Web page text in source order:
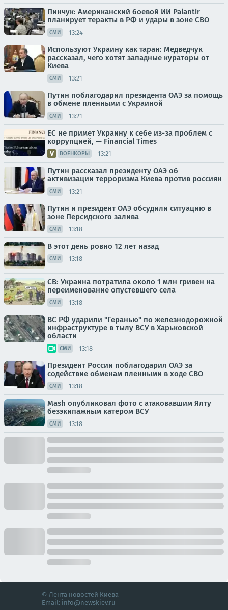
Пинчук: Американский боевой ИИ Palantir
планирует теракты в РФ и удары в зоне СВО
СМИ 13:24
Используют Украину как таран: Медведчук
рассказал, чего хотят западные кураторы от
Киева
СМИ 13:21
Путин поблагодарил президента ОАЭ за помощь
в обмене пленными с Украиной
СМИ 13:21
ЕС не примет Украину к себе из-за проблем с
коррупцией, — Financial Times
ВОЕНКОРЫ 13:21
Путин рассказал президенту ОАЭ об
активизации терроризма Киева против россиян
СМИ 13:21
Путин и президент ОАЭ обсудили ситуацию в
зоне Персидского залива
СМИ 13:18
В этот день ровно 12 лет назад
СМИ 13:18
СВ: Украина потратила около 1 млн гривен на
переименование опустевшего села
СМИ 13:18
ВС РФ ударили "Геранью" по железнодорожной
инфраструктуре в тылу ВСУ в Харьковской
области
СМИ 13:18
Президент России поблагодарил ОАЭ за
содействие обменам пленными в ходе СВО
СМИ 13:18
Mash опубликовал фото с атаковавшим Ялту
безэкипажным катером ВСУ
СМИ 13:18
© Лента новостей Киева
Email: info@newskiev.ru